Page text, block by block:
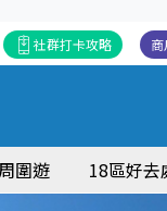
社群打卡攻略
圍遊 18區好去